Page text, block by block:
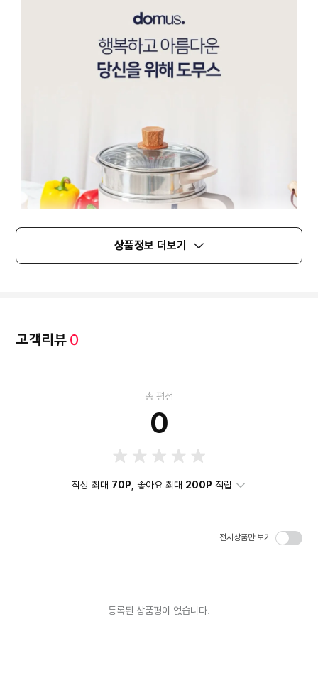
상품정보 더보기
고객리뷰 0
총 평점
0
작성 최대 70P, 좋아요 최대 200P 적립
전시상품만 보기
등록된 상품평이 없습니다.